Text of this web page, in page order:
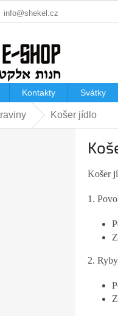
info@shekel.cz
Kontakty Svátky
Košer jídlo
Košer
1.
2.